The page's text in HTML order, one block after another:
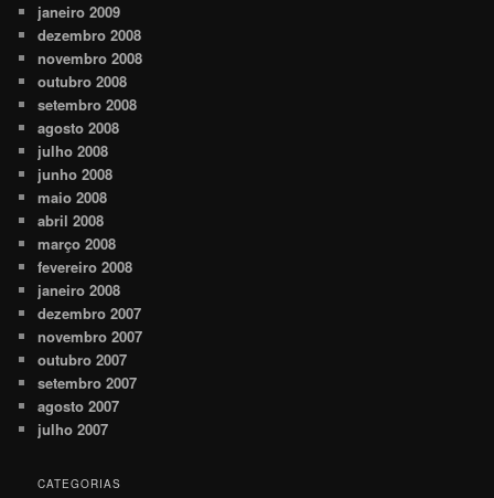
janeiro 2009
dezembro 2008
novembro 2008
outubro 2008
setembro 2008
agosto 2008
julho 2008
junho 2008
maio 2008
abril 2008
março 2008
fevereiro 2008
janeiro 2008
dezembro 2007
novembro 2007
outubro 2007
setembro 2007
agosto 2007
julho 2007
CATEGORIAS